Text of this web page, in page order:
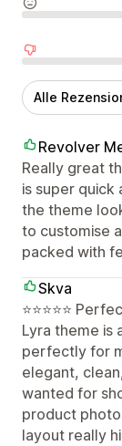
Alle
Revolver
Really great
is super
the theme
to customise
packed with
Skva
⭐️⭐️⭐️⭐️⭐️
Lyra theme is
perfectly for
elegant,
wanted for
product
layout really